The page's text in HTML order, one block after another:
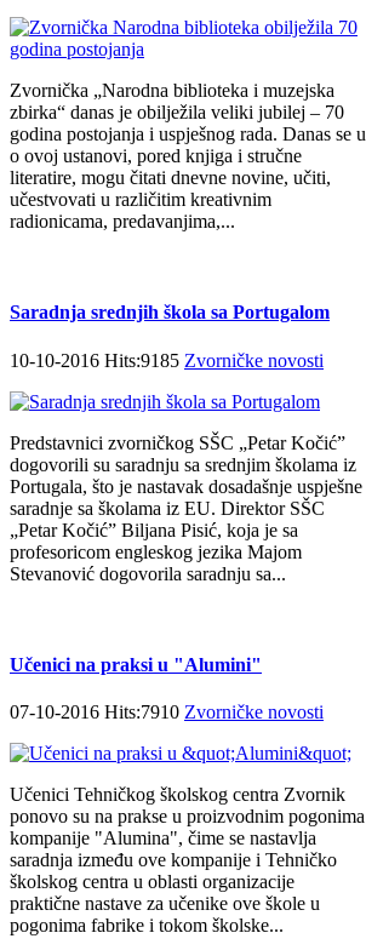
Zvornička „Narodna biblioteka i muzejska
zbirka“ danas je obilježila veliki jubilej – 70
godina postojanja i uspješnog rada. Danas se u
o ovoj ustanovi, pored knjiga i stručne
literatire, mogu čitati dnevne novine, učiti,
učestvovati u različitim kreativnim
radionicama, predavanjima,...
Saradnja srednjih škola sa Portugalom
10-10-2016 Hits:9185 Zvorničke novosti
Predstavnici zvorničkog SŠC „Petar Kočić”
dogovorili su saradnju sa srednjim školama iz
Portugala, što je nastavak dosadašnje uspješne
saradnje sa školama iz EU. Direktor SŠC
„Petar Kočić” Biljana Pisić, koja je sa
profesoricom engleskog jezika Majom
Stevanović dogovorila saradnju sa...
Učenici na praksi u "Alumini"
07-10-2016 Hits:7910 Zvorničke novosti
Učenici Tehničkog školskog centra Zvornik
ponovo su na prakse u proizvodnim pogonima
kompanije "Alumina", čime se nastavlja
saradnja između ove kompanije i Tehničko
školskog centra u oblasti organizacije
praktične nastave za učenike ove škole u
pogonima fabrike i tokom školske...